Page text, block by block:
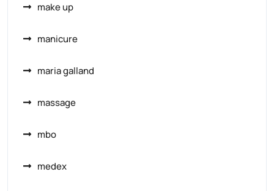
make up
manicure
maria galland
massage
mbo
medex